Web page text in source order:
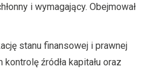
i wymagający. Obejmował
stanu finansowej i prawnej
źródła kapitału oraz